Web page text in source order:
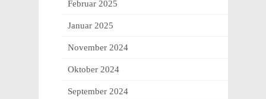
Februar 2025
Januar 2025
November 2024
Oktober 2024
September 2024